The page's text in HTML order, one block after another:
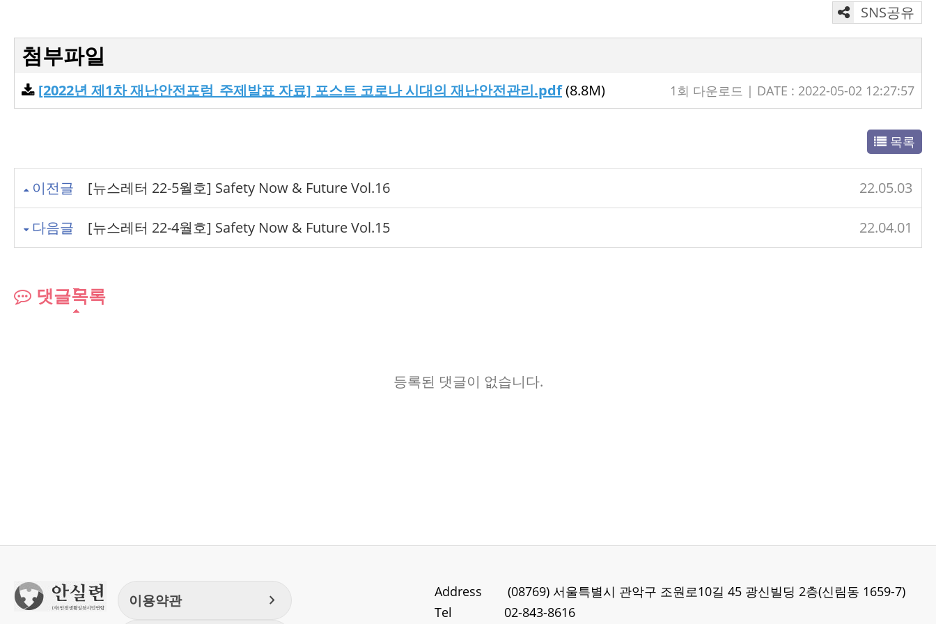
SNS공유
첨부파일
[2022년 제1차 재난안전포럼_주제발표 자료] 포스트 코로나 시대의 재난안전관리.pdf(8.8M) 1회 다운로드 | DATE : 2022-05-02 12:27:57
목록
이전글 [뉴스레터 22-5월호] Safety Now & Future Vol.16 22.05.03
다음글 [뉴스레터 22-4월호] Safety Now & Future Vol.15 22.04.01
댓글목록
등록된 댓글이 없습니다.
이용약관 chevron_right Address
(08769) 서울특별시 관악구 조원로10길 45 광신빌딩 2층(신림동 1659-7)
Tel
02-843-8616